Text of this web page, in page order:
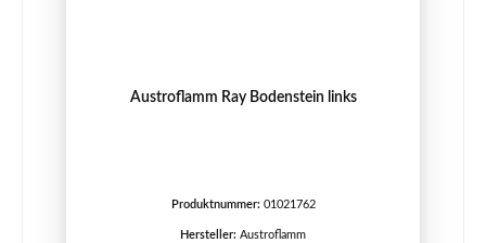
Austroflamm Ray Bodenstein links
Produktnummer: 01021762
Hersteller: Austroflamm